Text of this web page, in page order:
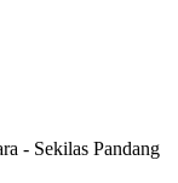
- Sekilas Pandang